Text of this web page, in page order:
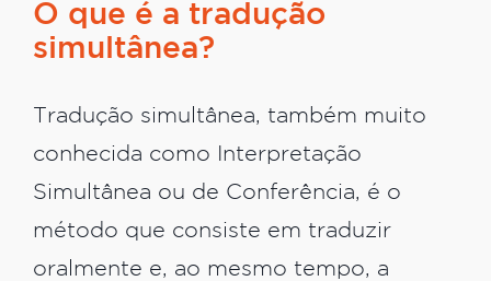
O que é a tradução
simultânea?
Tradução simultânea, também muito
conhecida como Interpretação
Simultânea ou de Conferência, é o
método que consiste em traduzir
oralmente e, ao mesmo tempo, a